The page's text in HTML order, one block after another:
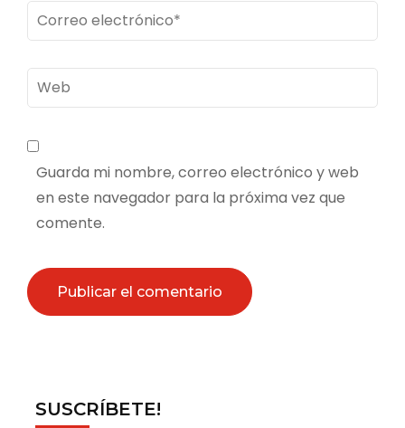
Correo
electrónico*
Web
Guarda mi nombre, correo electrónico y web
en este navegador para la próxima vez que
comente.
SUSCRÍBETE!